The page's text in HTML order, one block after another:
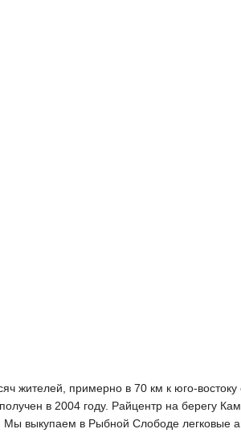
жителей, примерно в 70 км к юго-востоку
в 2004 году. Райцентр на берегу
выкупаем в Рыбной Слободе легковые